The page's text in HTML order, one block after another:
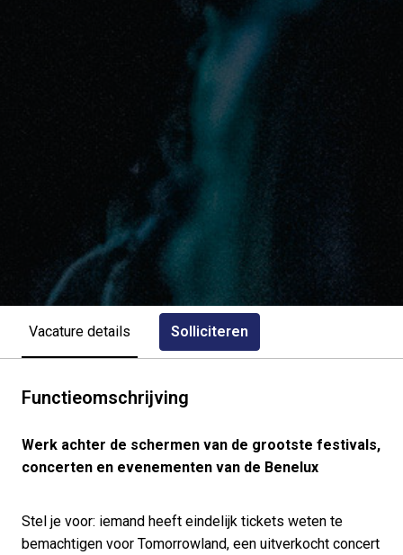
Vacature details Solliciteren
Functieomschrijving
Werk achter de schermen van de grootste festivals,
concerten en evenementen van de Benelux
Stel je voor: iemand heeft eindelijk tickets weten te
bemachtigen voor Tomorrowland, een uitverkocht concert